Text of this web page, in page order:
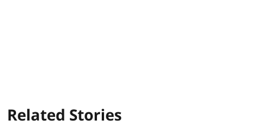
Related Stories